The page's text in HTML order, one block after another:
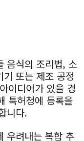
음식의 조리법, 소
또는 제조 공정
이디어가 있을 경
특허청에 등록을
니다.
우려내는 복합 추